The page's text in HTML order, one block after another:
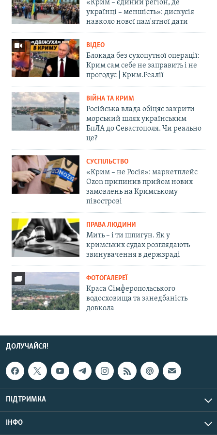
«Крим – єдиний регіон, де
українці – меншість»: дискусія
навколо нової пам'ятної дати
ВІДЕО
Блокада без сухопутної операції:
Крим сам себе не заправить і не
прогодує | Крим.Реалії
ВІЙНА ТА КРИМ
Російська влада обіцяє закрити
морський шлях українським
БпЛА до Севастополя. Чи реально
це?
СУСПІЛЬСТВО
«Крим – не Росія»: маркетплейс
Ozon припинив прийом нових
замовлень на Кримському
півострові
ПРАВА ЛЮДИНИ
Мить – і ти шпигун. Як у
кримських судах розглядають
звинувачення в держзраді
ФОТОГАЛЕРЕЇ
Краса Сімферопольського
водосховища та занедбаність
довкола
ДОЛУЧАЙСЯ!
ПІДТРИМКА
ІНФО